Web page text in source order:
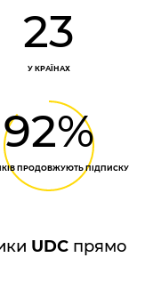
23
У КРАЇНАХ
92%
ПРОДОВЖУЮТЬ ПІДПИСКУ
UDC прямо